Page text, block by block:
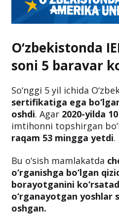
O‘zbekistonda
soni 5 baravar
So‘nggi 5 yil ichida
sertifikatiga ega
oshdi. Agar 2020-yilda
imtihonni topshirgan
raqam 53 mingga yetdi.
Bu o‘sish mamlakatda
o‘rganishga bo‘lgan
borayotganini
o‘rganayotgan yoshlar
oshgan.